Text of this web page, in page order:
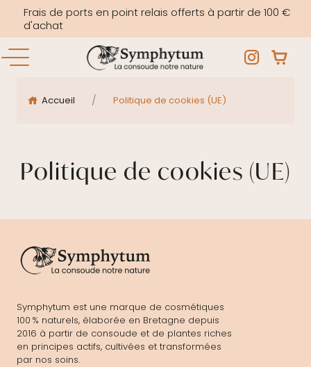
Frais de ports en point relais offerts à partir de 100 €
d'achat
Accueil / Politique de cookies (UE)
Politique de cookies (UE)
Symphytum est une marque de cosmétiques
100 % naturels, élaborée en Bretagne depuis
2016 à partir de consoude et de plantes riches
en principes actifs, cultivées et transformées
par nos soins.